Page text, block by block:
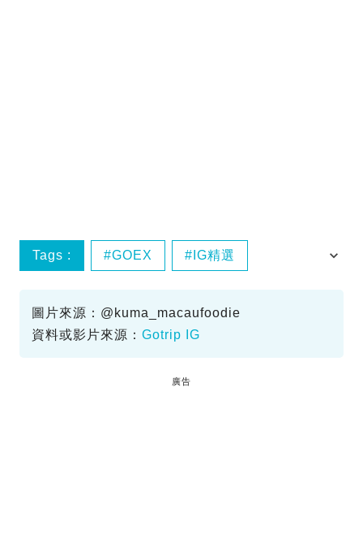
Tags : GOEX IG精選
圖片來源：@kuma_macaufoodie
資料或影片來源： Gotrip IG
廣告